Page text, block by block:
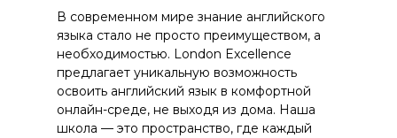
В современном мире знание английского
языка стало не просто преимуществом, а
необходимостью. London Excellence
предлагает уникальную возможность
освоить английский язык в комфортной
онлайн-среде, не выходя из дома. Наша
школа — это пространство, где каждый